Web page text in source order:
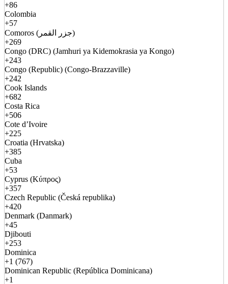
+86
Colombia
+57
Comoros (جزر القمر)
+269
Congo (DRC) (Jamhuri ya Kidemokrasia ya Kongo)
+243
Congo (Republic) (Congo-Brazzaville)
+242
Cook Islands
+682
Costa Rica
+506
Cote d’Ivoire
+225
Croatia (Hrvatska)
+385
Cuba
+53
Cyprus (Κύπρος)
+357
Czech Republic (Česká republika)
+420
Denmark (Danmark)
+45
Djibouti
+253
Dominica
+1 (767)
Dominican Republic (República Dominicana)
+1